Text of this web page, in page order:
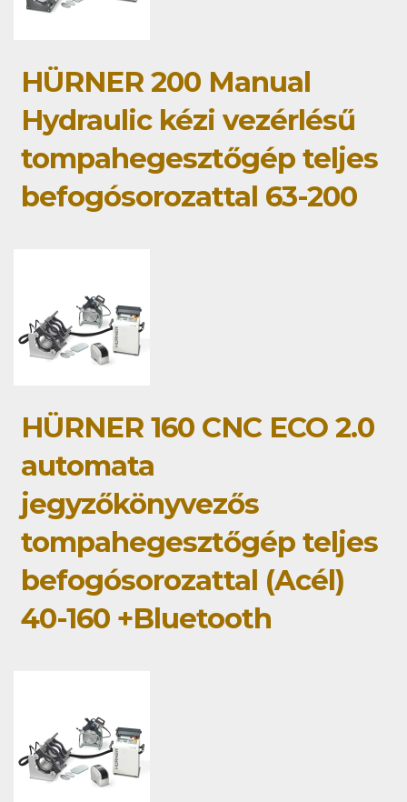
HÜRNER 200 Manual
Hydraulic kézi vezérlésű
tompahegesztőgép teljes
befogósorozattal 63-200
HÜRNER 160 CNC ECO 2.0
automata
jegyzőkönyvezős
tompahegesztőgép teljes
befogósorozattal (Acél)
40-160 +Bluetooth